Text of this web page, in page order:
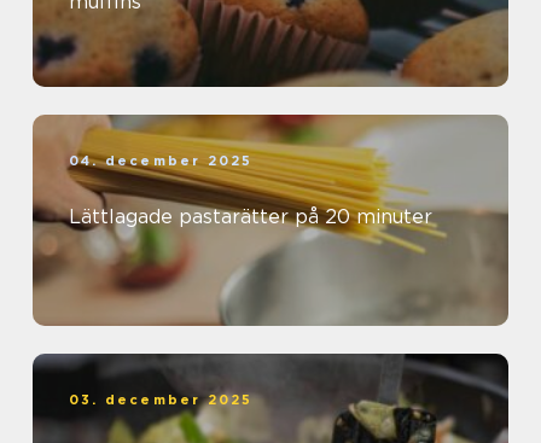
04. december 2025
Lättlagade pastarätter på 20 minuter
03. december 2025